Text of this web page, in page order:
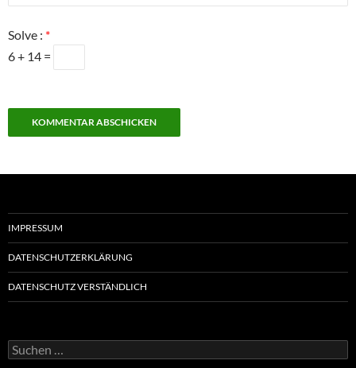
Solve : *
6 + 14 =
IMPRESSUM
DATENSCHUTZERKLÄRUNG
DATENSCHUTZ VERSTÄNDLICH
Suchen
nach: